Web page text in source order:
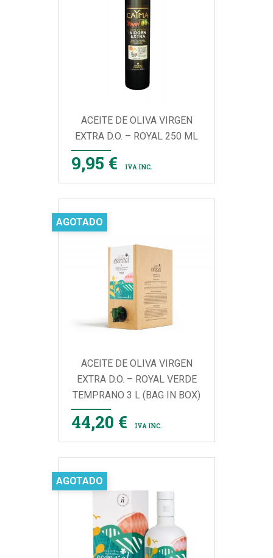
ACEITE DE OLIVA VIRGEN
EXTRA D.O. – ROYAL 250 ML
9,95 € IVA INC.
ACEITE DE OLIVA VIRGEN
EXTRA D.O. – ROYAL VERDE
TEMPRANO 3 L (BAG IN BOX)
44,20 € IVA INC.
AGOTADO
AGOTADO